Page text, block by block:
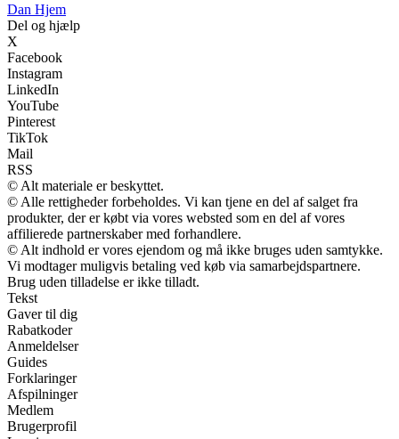
Dan Hjem
Del og hjælp
X
Facebook
Instagram
LinkedIn
YouTube
Pinterest
TikTok
Mail
RSS
© Alt materiale er beskyttet.
© Alle rettigheder forbeholdes. Vi kan tjene en del af salget fra
produkter, der er købt via vores websted som en del af vores
affilierede partnerskaber med forhandlere.
© Alt indhold er vores ejendom og må ikke bruges uden samtykke.
Vi modtager muligvis betaling ved køb via samarbejdspartnere.
Brug uden tilladelse er ikke tilladt.
Tekst
Gaver til dig
Rabatkoder
Anmeldelser
Guides
Forklaringer
Afspilninger
Medlem
Brugerprofil